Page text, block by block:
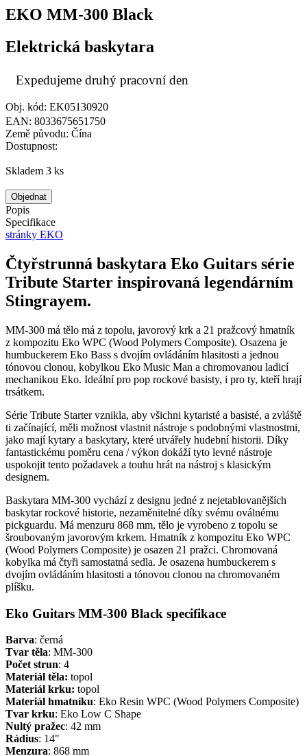
EKO MM-300 Black
Elektrická baskytara
Expedujeme druhý pracovní den
Obj. kód: EK05130920
EAN: 8033675651750
Země původu: Čína
Dostupnost:
Skladem 3 ks
Objednat
Popis
Specifikace
stránky EKO
Čtyřstrunná baskytara Eko Guitars série
Tribute Starter inspirovaná legendárním
Stingrayem.
MM-300 má tělo má z topolu, javorový krk a 21 pražcový hmatník
z kompozitu Eko WPC (Wood Polymers Composite). Osazena je
humbuckerem Eko Bass s dvojím ovládáním hlasitosti a jednou
tónovou clonou, kobylkou Eko Music Man a chromovanou ladicí
mechanikou Eko. Ideální pro pop rockové basisty, i pro ty, kteří hrají
trsátkem.
Série Tribute Starter vznikla, aby všichni kytaristé a basisté, a zvláště
ti začínající, měli možnost vlastnit nástroje s podobnými vlastnostmi,
jako mají kytary a baskytary, které utvářely hudební historii. Díky
fantastickému poměru cena / výkon dokáží tyto levné nástroje
uspokojit tento požadavek a touhu hrát na nástroj s klasickým
designem.
Baskytara MM-300 vychází z designu jedné z nejetablovanějších
baskytar rockové historie, nezaměnitelné díky svému oválnému
pickguardu. Má menzuru 868 mm, tělo je vyrobeno z topolu se
šroubovaným javorovým krkem. Hmatník z kompozitu Eko WPC
(Wood Polymers Composite) je osazen 21 pražci. Chromovaná
kobylka má čtyři samostatná sedla. Je osazena humbuckerem s
dvojím ovládáním hlasitosti a tónovou clonou na chromovaném
plíšku.
Eko Guitars MM-300 Black specifikace
Barva: černá
Tvar těla: MM-300
Počet strun: 4
Materiál těla: topol
Materiál krku: topol
Materiál hmatníku: Eko Resin WPC (Wood Polymers Composite)
Tvar krku: Eko Low C Shape
Nultý pražec: 42 mm
Rádius: 14"
Menzura: 868 mm